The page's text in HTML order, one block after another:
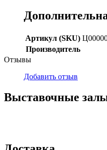
Артикул (SKU)
Производитель
Отзывы
Добавить отзыв
Выставочные